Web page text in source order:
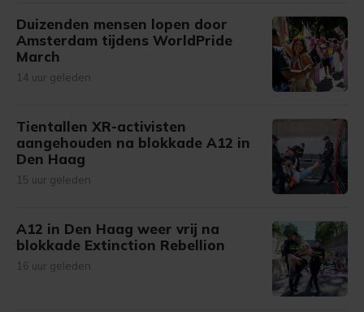
Duizenden mensen lopen door
Amsterdam tijdens WorldPride
March
14 uur geleden
Tientallen XR-activisten
aangehouden na blokkade A12 in
Den Haag
15 uur geleden
A12 in Den Haag weer vrij na
blokkade Extinction Rebellion
16 uur geleden